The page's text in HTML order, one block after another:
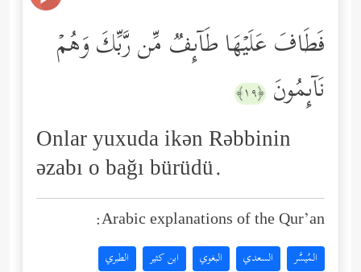
فَطَافَ عَلَیۡهَا طَاۤىِٕفࣱ مِّن رَّبِّكَ وَهُمۡ
نَاۤىِٕمُونَ ﴿١٩﴾
Onlar yuxuda ikən Rəbbinin
əzabı o bağı bürüdü.
Arabic explanations of the Qur’an:
المُيسَّر السعدي البغوي ابن كثير الطبري